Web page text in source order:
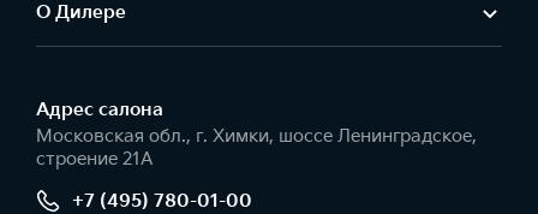
О Дилере
Адрес салонa
Московская обл., г. Химки, шоссе Ленинградское,
строение 21А
+7 (495) 780-01-00